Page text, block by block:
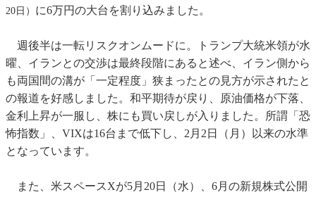
20日） に6万円の大台を割り込みました。
週後半は一転リスクオンムードに。トランプ大統米領が水
曜、イランとの交渉は最終段階にあると述べ、イラン側から
も両国間の溝が「一定程度」狭まったとの見方が示されたと
の報道を好感しました。和平期待が戻り、原油価格が下落、
金利上昇が一服し、株にも買い戻しが入りました。所謂「恐
怖指数」、VIXは16台まで低下し、2月2日（月）以来の水準
となっています。
また、米スペースXが5月20日（水）、6月の新規株式公開